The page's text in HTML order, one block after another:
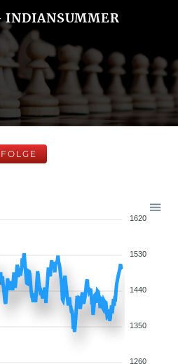
INDIANSUMMER
1620
1530
1440
1350
1260